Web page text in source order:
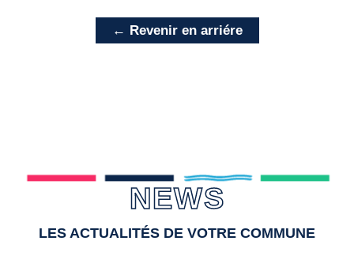
← Revenir en arriére
NEWS
LES ACTUALITÉS DE VOTRE COMMUNE